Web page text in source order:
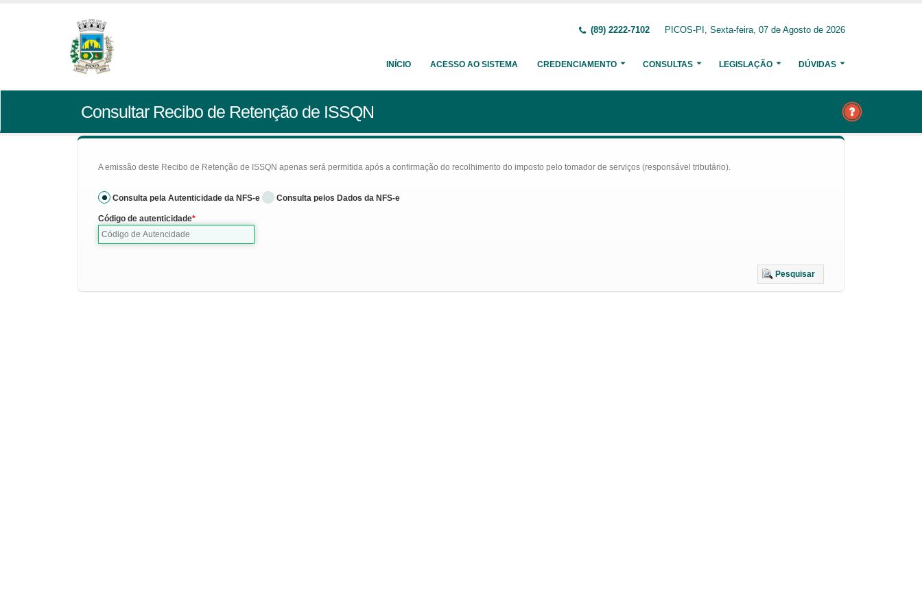
(89) 2222-7102 PICOS-PI, Sexta-feira, 07 de Agosto de 2026
INÍCIO ACESSO AO SISTEMA CREDENCIAMENTO CONSULTAS LEGISLAÇÃO DÚVIDAS
Consultar Recibo de Retenção de ISSQN
A emissão deste Recibo de Retenção de ISSQN apenas será permitida após a confirmação do recolhimento do imposto pelo tomador de serviços (responsável tributário).
Consulta pela Autenticidade da NFS-e Consulta pelos Dados da NFS-e
Código de autenticidade
Pesquisar